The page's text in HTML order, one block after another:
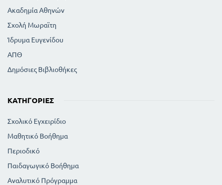
Ακαδημία Αθηνών
Σχολή Μωραϊτη
Ίδρυμα Ευγενίδου
ΑΠΘ
Δημόσιες Βιβλιοθήκες
ΚΑΤΗΓΟΡΊΕΣ
Σχολικό Εγχειρίδιο
Μαθητικό Βοήθημα
Περιοδικό
Παιδαγωγικό Βοήθημα
Αναλυτικό Πρόγραμμα